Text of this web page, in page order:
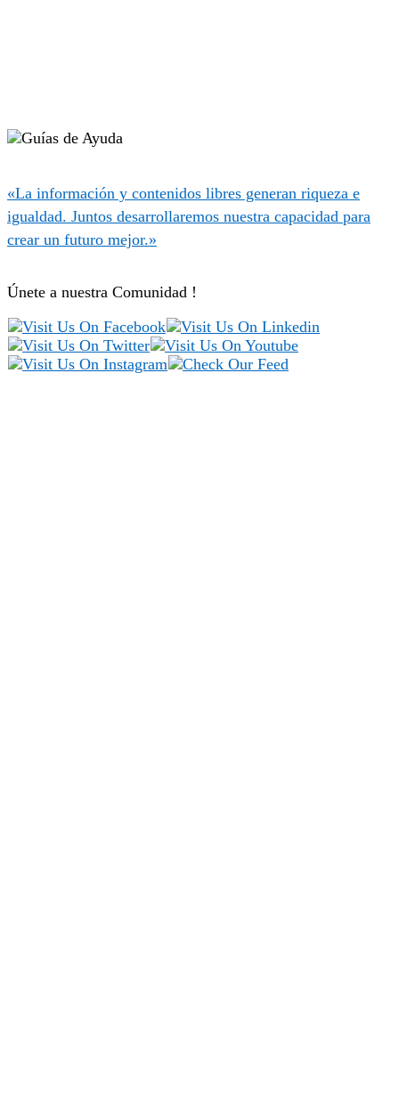
«La información y contenidos libres generan riqueza e
igualdad. Juntos desarrollaremos nuestra capacidad para
crear un futuro mejor.»
Únete a nuestra Comunidad !